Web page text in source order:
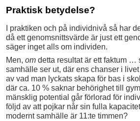
Praktisk betydelse?
I praktiken och på individnivå så har
då ett genomsnittsvärde är just ett
säger inget alls om individen.
Men, om detta resultat är ett faktum …
samhälle ser ut, där ens chanser i
av vad man lyckats skapa för bas i
där ca. 10 % saknar behörighet till
mänsklig potential går förlorad för
följd av att pojkar når sin fulla
modernt samhälle är 11:te timmen?